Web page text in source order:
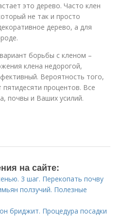
это дерево. Часто клен
не так и просто
дерево, а для
борьбы с кленом –
клена недорогой,
Вероятность того,
процентов. Все
почвы и Ваших усилий.
на сайте:
3 шаг. Перекопать почву
ползучий. Полезные
бриджит. Процедура посадки